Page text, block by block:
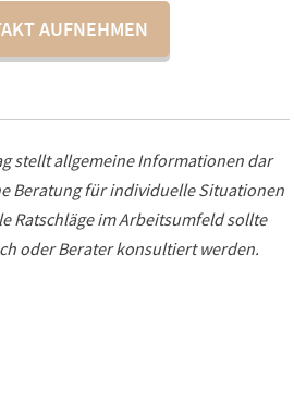
AUFNEHMEN
stellt allgemeine Informationen dar
Beratung für individuelle Situationen
Ratschläge im Arbeitsumfeld sollte
oder Berater konsultiert werden.